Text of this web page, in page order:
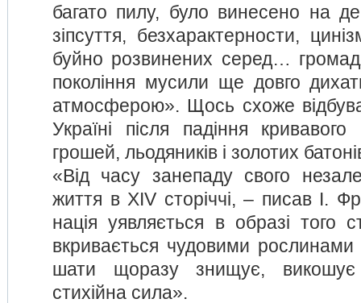
багато пилу, було винесено на
зіпсуття, безхарактерности,
буйно розвинених серед…
покоління мусили ще довго
атмосферою». Щось схоже
Україні після падіння
грошей, льодяників і золотих
«Від часу занепаду свого
життя в ХІV сторіччі, – писав І.
нація уявляється в образі того
вкривається чудовими рослинами
шати щоразу знищує,
стихійна сила».